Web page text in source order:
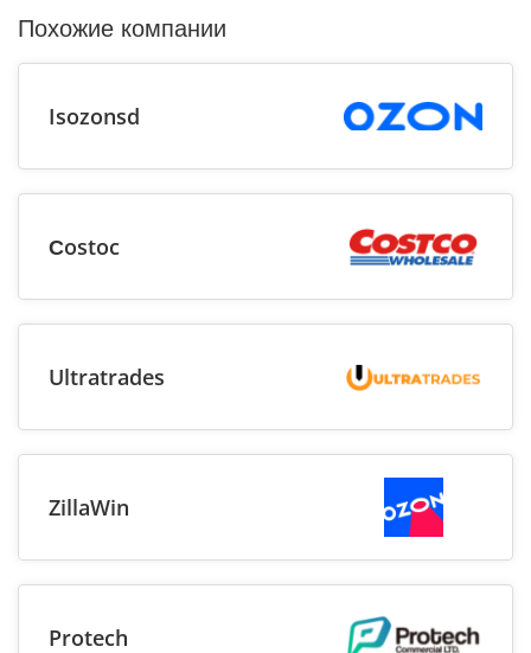
Похожие компании
Isozonsd
Сostoc
Ultratrades
ZillaWin
Protech